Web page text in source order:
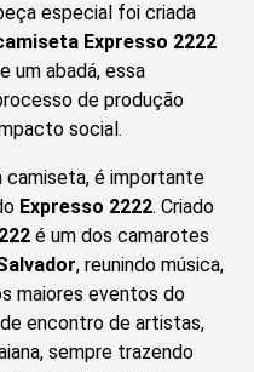
especial foi criada
Expresso 2222
um abadá, essa
de produção
social.
camiseta, é importante
Expresso 2222. Criado
é um dos camarotes
, reunindo música,
maiores eventos do
encontro de artistas,
sempre trazendo